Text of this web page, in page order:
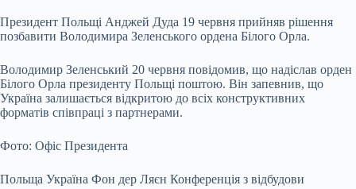
Президент Польщі Анджей Дуда 19 червня прийняв рішення
позбавити Володимира Зеленського ордена Білого Орла.
Володимир Зеленський 20 червня повідомив, що надіслав орден
Білого Орла президенту Польщі поштою. Він запевнив, що
Україна залишається відкритою до всіх конструктивних
форматів співпраці з партнерами.
Фото: Офіс Президента
Польща Україна Фон дер Ляєн Конференція з відбудови